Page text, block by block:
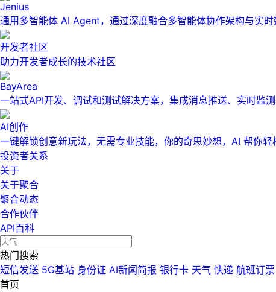
Jenius
通用多智能体 AI Agent，通过深度融合多智能体协作架构与实
开发者社区
助力开发者成长的技术社区
BayArea
一站式API开发、调试和测试解决方案，集成消息推送、实时监
AI创作
一键解锁创意新玩法，无需专业技能，你的奇思妙想，AI 帮你轻
投资者关系
关于
关于聚合
聚合动态
合作伙伴
API百科
热门搜索
短信发送 5G基站 身份证 AI新闻简报 银行卡 天气 快递 航班订票
首页